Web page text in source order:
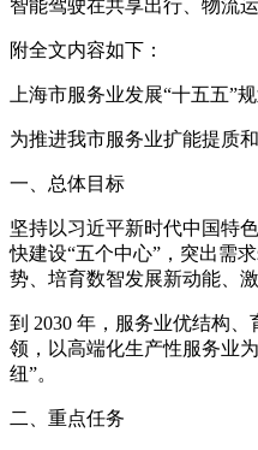
智能驾驶在共享出行、物流
附全文内容如下：
上海市服务业发展“十五五”规
为推进我市服务业扩能提质
一、总体目标
坚持以习近平新时代中国特
快建设“五个中心”，突出需
势、培育数智发展新动能、
到 2030 年，服务业优结构
领，以高端化生产性服务业
纽”。
二、重点任务